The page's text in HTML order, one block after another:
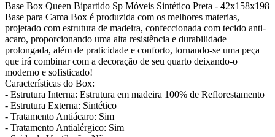
Base Box Queen Bipartido Sp Móveis Sintético Preta - 42x158x198
Base para Cama Box é produzida com os melhores materias,
projetado com estrutura de madeira, confeccionada com tecido anti-
acaro, proporcionando uma alta resistência e durabilidade
prolongada, além de praticidade e conforto, tornando-se uma peça
que irá combinar com a decoração de seu quarto deixando-o
moderno e sofisticado!
Características do Box:
- Estrutura Interna: Estrutura em madeira 100% de Reflorestamento
- Estrutura Externa: Sintético
- Tratamento Antiácaro: Sim
- Tratamento Antialérgico: Sim